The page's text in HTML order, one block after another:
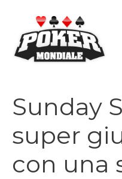
contenuto
Sunday
super
con una